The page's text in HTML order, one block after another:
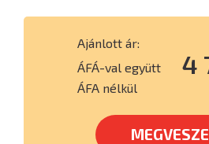
Ajánlott ár:
ÁFÁ-val együtt
4
ÁFA nélkül